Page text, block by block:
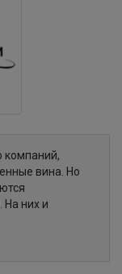
компаний,
вина. Но
На них и